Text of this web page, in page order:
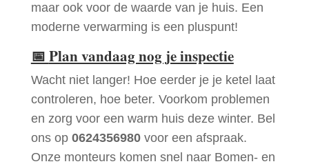
maar ook voor de waarde van je huis. Een
moderne verwarming is een pluspunt!
📅 Plan vandaag nog je inspectie
Wacht niet langer! Hoe eerder je je ketel laat
controleren, hoe beter. Voorkom problemen
en zorg voor een warm huis deze winter. Bel
ons op 0624356980voor een afspraak.
Onze monteurs komen snel naar Bomen- en